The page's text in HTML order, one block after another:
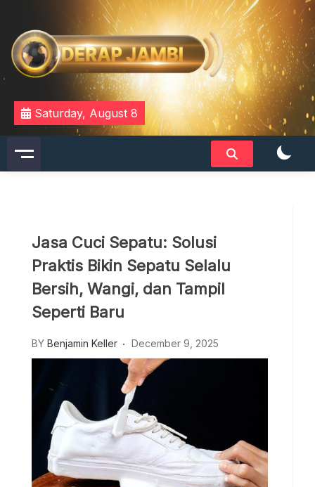
content
DERAPJAMBI
Saturday, August 8
Jasa Cuci Sepatu: Solusi
Praktis Bikin Sepatu Selalu
Bersih, Wangi, dan Tampil
Seperti Baru
BY Benjamin Keller December 9, 2025